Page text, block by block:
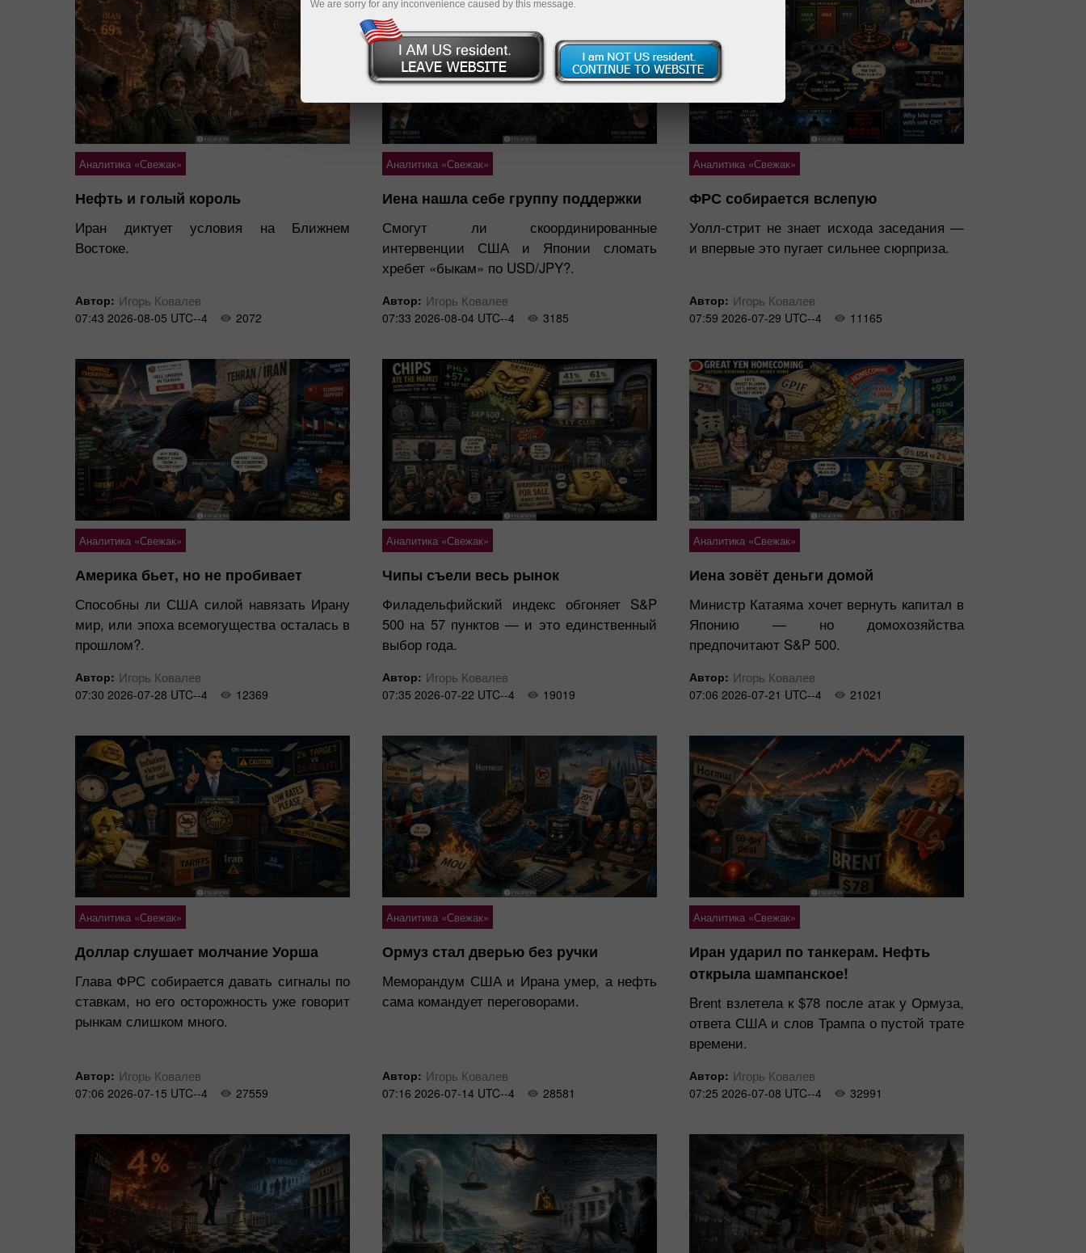
Аналитика «Свежак»
Нефть и голый король
Иран диктует условия на Ближнем
Востоке.
Автор: Игорь Ковалев
07:43 2026-08-05 UTC--4 2072
Аналитика «Свежак»
Иена нашла себе группу поддержки
Смогут ли скоординированные
интервенции США и Японии сломать
хребет «быкам» по USD/JPY?.
Автор: Игорь Ковалев
07:33 2026-08-04 UTC--4 3185
Аналитика «Свежак»
ФРС собирается вслепую
Уолл-стрит не знает исхода заседания —
и впервые это пугает сильнее сюрприза.
Автор: Игорь Ковалев
07:59 2026-07-29 UTC--4 11165
Аналитика «Свежак»
Америка бьет, но не пробивает
Способны ли США силой навязать Ирану
мир, или эпоха всемогущества осталась в
прошлом?.
Автор: Игорь Ковалев
07:30 2026-07-28 UTC--4 12369
Аналитика «Свежак»
Чипы съели весь рынок
Филадельфийский индекс обгоняет S&P
500 на 57 пунктов — и это единственный
выбор года.
Автор: Игорь Ковалев
07:35 2026-07-22 UTC--4 19019
Аналитика «Свежак»
Иена зовёт деньги домой
Министр Катаяма хочет вернуть капитал в
Японию — но домохозяйства
предпочитают S&P 500.
Автор: Игорь Ковалев
07:06 2026-07-21 UTC--4 21021
Аналитика «Свежак»
Доллар слушает молчание Уорша
Глава ФРС собирается давать сигналы по
ставкам, но его осторожность уже говорит
рынкам слишком много.
Автор: Игорь Ковалев
07:06 2026-07-15 UTC--4 27559
Аналитика «Свежак»
Ормуз стал дверью без ручки
Меморандум США и Ирана умер, а нефть
сама командует переговорами.
Автор: Игорь Ковалев
07:16 2026-07-14 UTC--4 28581
Аналитика «Свежак»
Иран ударил по танкерам. Нефть
открыла шампанское!
Brent взлетела к $78 после атак у Ормуза,
ответа США и слов Трампа о пустой трате
времени.
Автор: Игорь Ковалев
07:25 2026-07-08 UTC--4 32991
We are sorry for any inconvenience caused by this message.